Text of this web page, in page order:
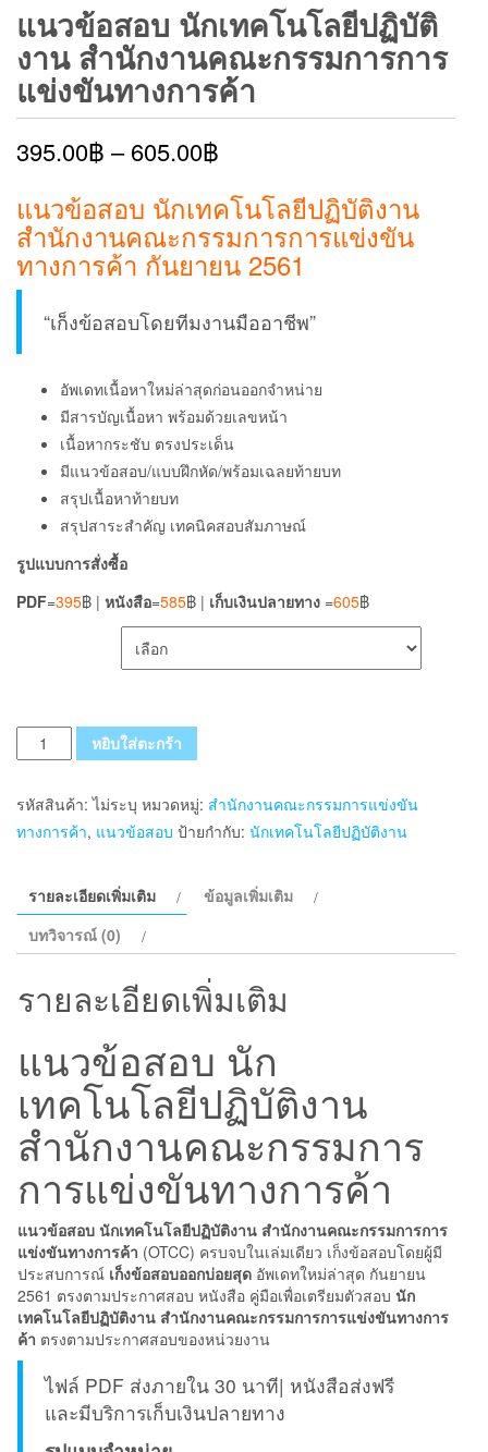
แนวข้อสอบ นักเทคโนโลยีปฏิบัติ
งาน สำนักงานคณะกรรมการการ
แข่งขันทางการค้า
395.00฿ –605.00฿
แนวข้อสอบ นักเทคโนโลยีปฏิบัติงาน
สำนักงานคณะกรรมการการแข่งขัน
ทางการค้า กันยายน 2561
“เก็งข้อสอบโดยทีมงานมืออาชีพ”
อัพเดทเนื้อหาใหม่ล่าสุดก่อนออกจำหน่าย
มีสารบัญเนื้อหา พร้อมด้วยเลขหน้า
เนื้อหากระชับ ตรงประเด็น
มีแนวข้อสอบ/แบบฝึกหัด/พร้อมเฉลยท้ายบท
สรุปเนื้อหาท้ายบท
สรุปสาระสำคัญ เทคนิคสอบสัมภาษณ์
รูปแบบการสั่งซื้อ
PDF=395฿ | หนังสือ=585฿ | เก็บเงินปลายทาง =605฿
จำนวน
แนว
งาน
สำนักงาน
คณะ
การ
ทางการ
ค้า
ชิ้น
หยิบใส่ตะกร้า
รหัสสินค้า:ไม่ระบุ หมวดหมู่: สำนักงานคณะกรรมการแข่งขัน
ทางการค้า, แนวข้อสอบ ป้ายกำกับ: นักเทคโนโลยีปฏิบัติงาน
รายละเอียดเพิ่มเติม
ข้อมูลเพิ่มเติม
บทวิจารณ์ (0)
รายละเอียดเพิ่มเติม
แนวข้อสอบ นัก
เทคโนโลยีปฏิบัติงาน
สำนักงานคณะกรรมการ
การแข่งขันทางการค้า
แนวข้อสอบ นักเทคโนโลยีปฏิบัติงาน สำนักงานคณะกรรมการการ
แข่งขันทางการค้า (OTCC) ครบจบในเล่มเดียว เก็งข้อสอบโดยผู้มี
ประสบการณ์ เก็งข้อสอบออกบ่อยสุด อัพเดทใหม่ล่าสุด กันยายน
2561 ตรงตามประกาศสอบ หนังสือ คู่มือเพื่อเตรียมตัวสอบ นัก
เทคโนโลยีปฏิบัติงาน สำนักงานคณะกรรมการการแข่งขันทางการ
ค้า ตรงตามประกาศสอบของหน่วยงาน
ไฟล์ PDF ส่งภายใน 30 นาที| หนังสือส่งฟรี
และมีบริการเก็บเงินปลายทาง